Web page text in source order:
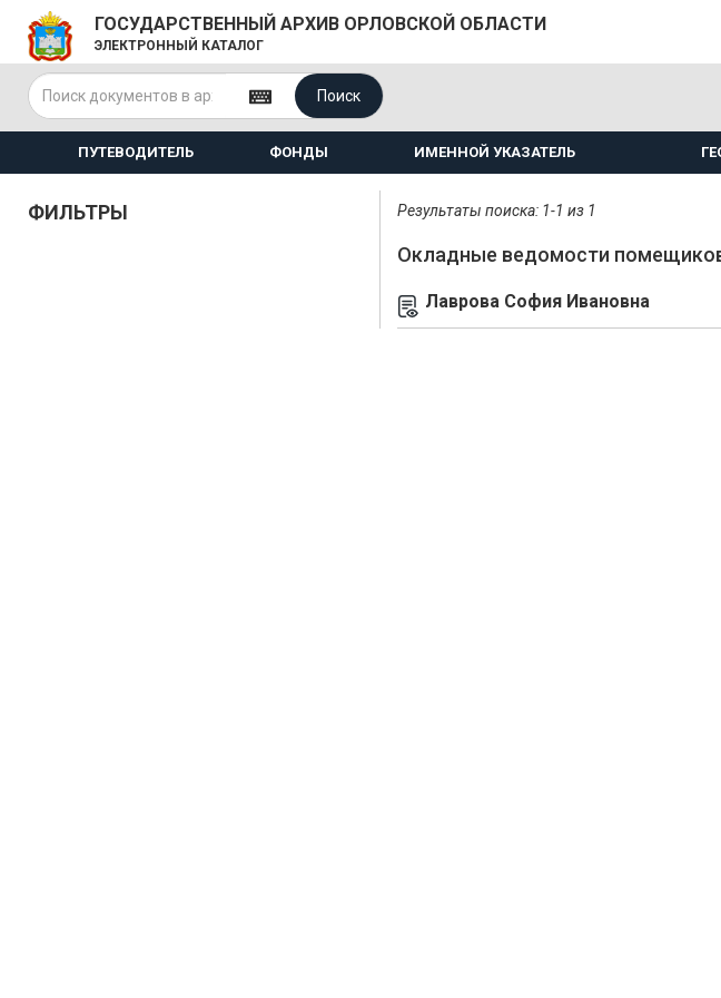
ГОСУДАРСТВЕННЫЙ АРХИВ ОРЛОВСКОЙ ОБЛАСТИ
ЭЛЕКТРОННЫЙ КАТАЛОГ
Поиск
ПУТЕВОДИТЕЛЬ ФОНДЫ ИМЕННОЙ УКАЗАТЕЛЬ
ФИЛЬТРЫ Результаты поиска: 1-1 из 1
Окладные ведомости
Лаврова София Ивановна